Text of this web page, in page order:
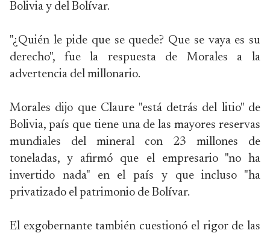
Bolivia y del Bolívar.
"¿Quién le pide que se quede? Que se vaya es su
derecho", fue la respuesta de Morales a la
advertencia del millonario.
Morales dijo que Claure "está detrás del litio" de
Bolivia, país que tiene una de las mayores reservas
mundiales del mineral con 23 millones de
toneladas, y afirmó que el empresario "no ha
invertido nada" en el país y que incluso "ha
privatizado el patrimonio de Bolívar.
El exgobernante también cuestionó el rigor de las